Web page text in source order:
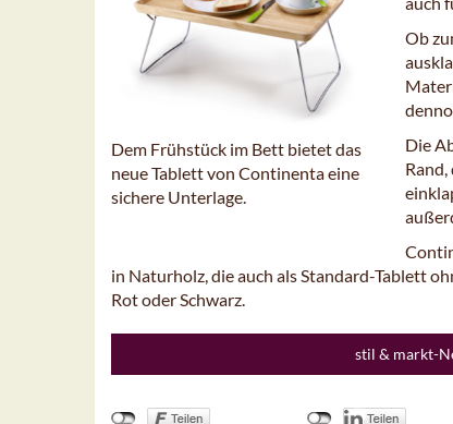
Dem Frühstück im Bett bietet das
neue Tablett von Continenta eine
sichere Unterlage.
Ob
Die
in Naturholz, die auch als Standard-Tablett
Rot oder Schwarz.
stil & markt-